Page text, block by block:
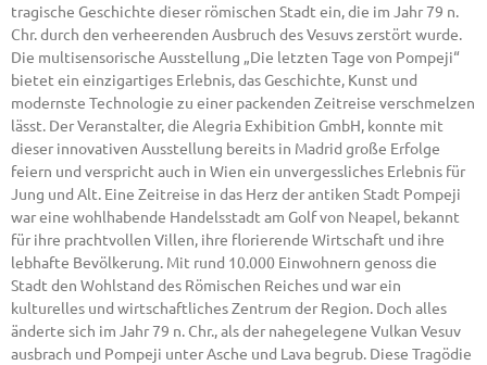
tragische Geschichte dieser römischen Stadt ein, die im Jahr 79 n.
Chr. durch den verheerenden Ausbruch des Vesuvs zerstört wurde.
Die multisensorische Ausstellung „Die letzten Tage von Pompeji“
bietet ein einzigartiges Erlebnis, das Geschichte, Kunst und
modernste Technologie zu einer packenden Zeitreise verschmelzen
lässt. Der Veranstalter, die Alegria Exhibition GmbH, konnte mit
dieser innovativen Ausstellung bereits in Madrid große Erfolge
feiern und verspricht auch in Wien ein unvergessliches Erlebnis für
Jung und Alt. Eine Zeitreise in das Herz der antiken Stadt Pompeji
war eine wohlhabende Handelsstadt am Golf von Neapel, bekannt
für ihre prachtvollen Villen, ihre florierende Wirtschaft und ihre
lebhafte Bevölkerung. Mit rund 10.000 Einwohnern genoss die
Stadt den Wohlstand des Römischen Reiches und war ein
kulturelles und wirtschaftliches Zentrum der Region. Doch alles
änderte sich im Jahr 79 n. Chr., als der nahegelegene Vulkan Vesuv
ausbrach und Pompeji unter Asche und Lava begrub. Diese Tragödie